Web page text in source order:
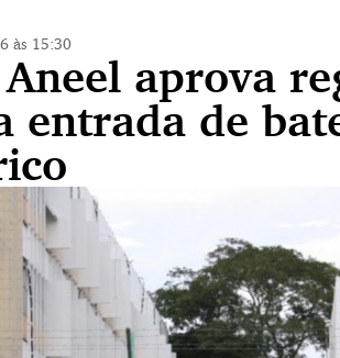
às 15:30
aprova
entrada de